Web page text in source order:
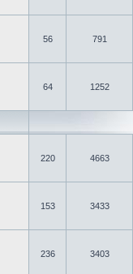
56 791
64 1252
220 4663
153 3433
236 3403